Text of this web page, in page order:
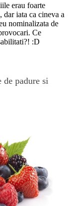
erau foarte
dar iata ca cineva a
nominalizata de
Ce
:D
de padure si